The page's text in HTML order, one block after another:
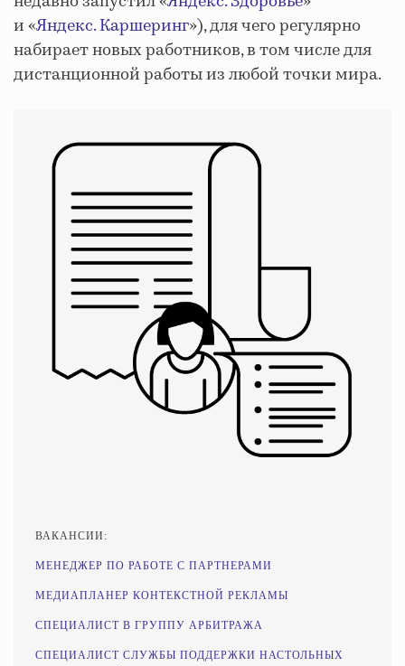
и «Яндекс. Каршеринг»), для чего регулярно
набирает новых работников, в том числе для
дистанционной работы из любой точки мира.
ВАКАНСИИ:
МЕНЕДЖЕР ПО РАБОТЕ С ПАРТНЕРАМИ
МЕДИАПЛАНЕР КОНТЕКСТНОЙ РЕКЛАМЫ
СПЕЦИАЛИСТ В ГРУППУ АРБИТРАЖА
СПЕЦИАЛИСТ СЛУЖБЫ ПОДДЕРЖКИ НАСТОЛЬНЫХ